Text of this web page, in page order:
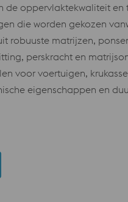
oppervlaktekwaliteit en
die worden gekozen
robuuste matrijzen,
perskracht en
voor voertuigen,
eigenschappen en